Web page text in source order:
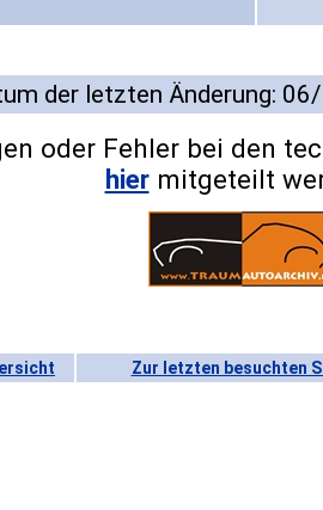
der letzten Änderung:
oder Fehler bei den
hiermitgeteilt
Zur letzten besuchten